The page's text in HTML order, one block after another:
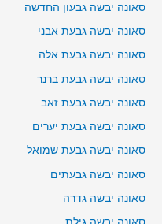
סאונה יבשה גבעון החדשה
סאונה יבשה גבעת אבני
סאונה יבשה גבעת אלה
סאונה יבשה גבעת ברנר
סאונה יבשה גבעת זאב
סאונה יבשה גבעת יערים
סאונה יבשה גבעת שמואל
סאונה יבשה גבעתים
סאונה יבשה גדרה